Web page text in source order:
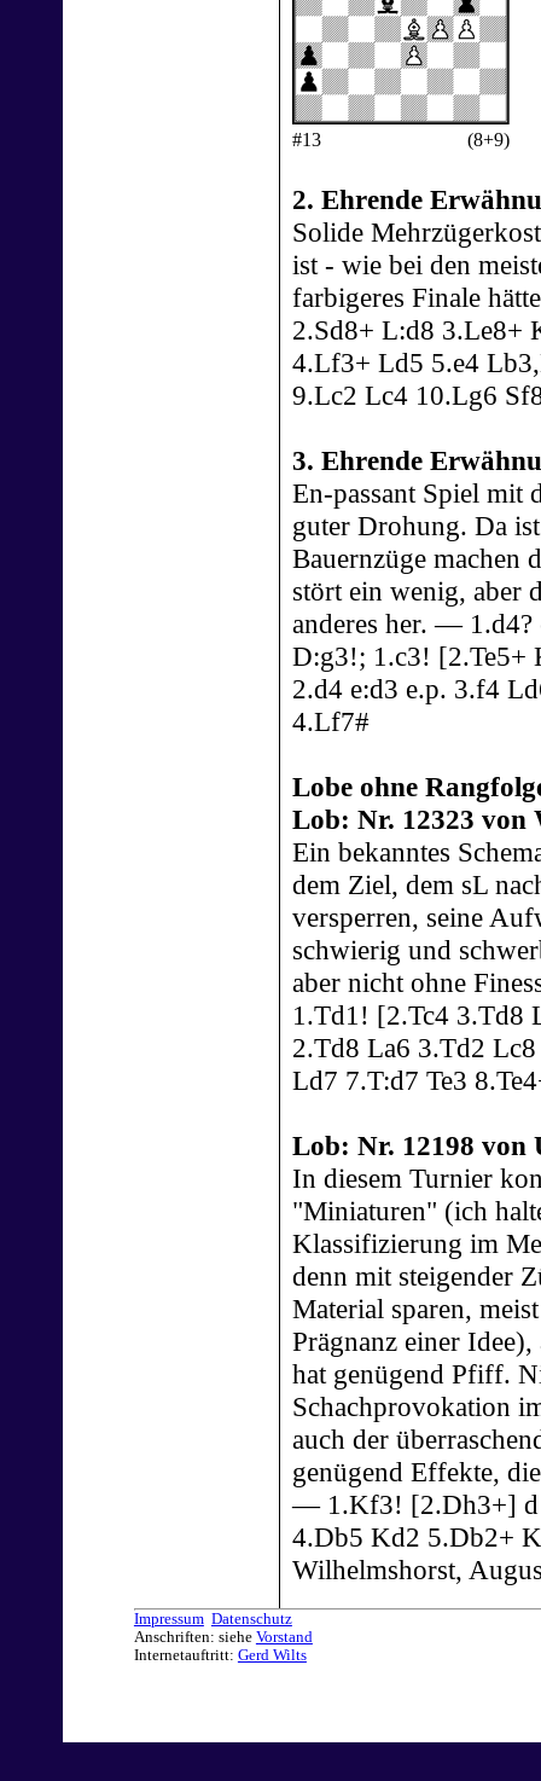
#13 (8+9)
2. Ehrende
Solide
ist - wie bei den
farbigeres Finale
2.Sd8+ L:d8 3.Le8+
4.Lf3+ Ld5 5.e4
9.Lc2 Lc4 10.Lg6
3. Ehrende
En-passant Spiel mit
guter Drohung. Da
Bauernzüge machen
stört ein wenig, aber
anderes her. —
D:g3!; 1.c3! [2.Te5+
2.d4 e:d3 e.p. 3.f4
4.Lf7#
Lobe ohne
Lob: Nr. 12323
Ein bekanntes
dem Ziel, dem sL
versperren, seine
schwierig und
aber nicht ohne
1.Td1! [2.Tc4 3.Td8
2.Td8 La6 3.Td2
Ld7 7.T:d7 Te3
Lob: Nr. 12198 von
In diesem Turnier
"Miniaturen" (ich
Klassifizierung im
denn mit steigender
Material sparen,
Prägnanz einer
hat genügend Pfiff.
Schachprovokation
auch der
genügend Effekte,
— 1.Kf3! [2.Dh3+]
4.Db5 Kd2 5.Db2+
Wilhelmshorst,
Impressum Datenschutz
Anschriften: siehe Vorstand
Internetauftritt: Gerd Wilts